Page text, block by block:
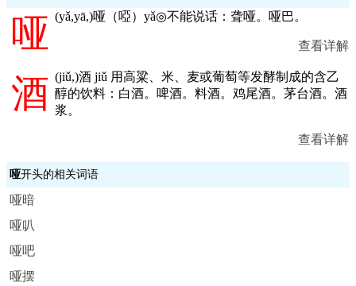
哑 (yǎ,yā,)哑（啞）yǎ◎不能说话：聋哑。哑巴。
查看详解
酒 (jiǔ,)酒 jiǔ 用高粱、米、麦或葡萄等发酵制成的含乙
醇的饮料：白酒。啤酒。料酒。鸡尾酒。茅台酒。酒
浆。
查看详解
哑开头的相关词语
哑暗
哑叭
哑吧
哑摆